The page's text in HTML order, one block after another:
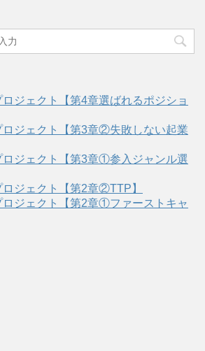
ジェクト【第4章選ばれるポジショ
ロジェクト【第3章②失敗しない起業
ロジェクト【第3章①参入ジャンル選
ジェクト【第2章②TTP】
ロジェクト【第2章①ファーストキャ